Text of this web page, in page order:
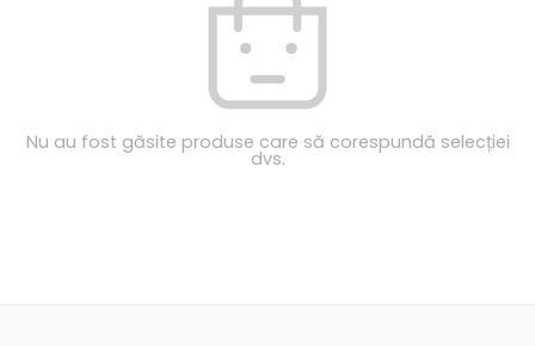
Nu au fost găsite produse care să corespundă selecției
dvs.